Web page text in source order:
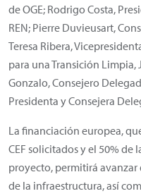
de OGE; Rodrigo Costa,
REN; Pierre Duvieusart,
Teresa Ribera,
para una Transición
Gonzalo, Consejero
Presidenta y Consejera
La financiación europea,
CEF solicitados y el 50% de
proyecto, permitirá
de la infraestructura, así